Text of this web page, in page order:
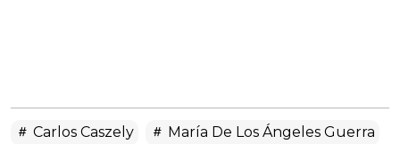
Carlos Caszely María De Los Ángeles Guerra